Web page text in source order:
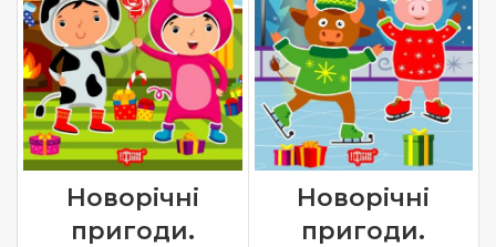
Новорічні
пригоди.
Новорічні
пригоди.